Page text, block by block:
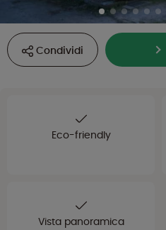
Condividi
Eco-friendly
Vista panoramica